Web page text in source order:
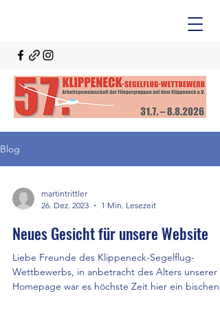
Blog
martintrittler
26. Dez. 2023
1 Min. Lesezeit
Neues Gesicht für unsere Website
Liebe Freunde des Klippeneck-Segelflug-
Wettbewerbs, in anbetracht des Alters unserer
Homepage war es höchste Zeit hier ein bischen